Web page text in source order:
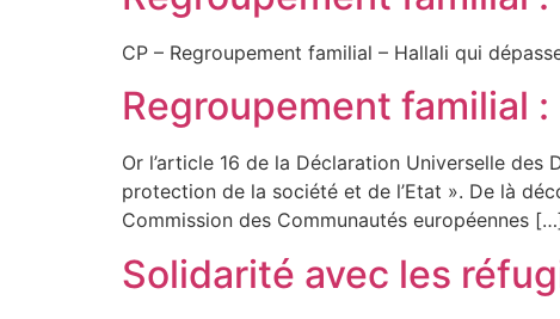
CP – Regroupement familial – Hallali qui
Regroupement familial
Or l’article 16 de la Déclaration Universelle
protection de la société et de l’Etat ». De là
Commission des Communautés européennes
Solidarité avec les